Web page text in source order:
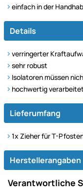
einfach in der
Details
verringerter
sehr robust
Isolatoren müssen
hochwertig
Lieferumfang
1x Zieher für T-
Herstellerangaben
Verantwortliche